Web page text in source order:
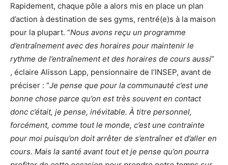
Rapidement, chaque pôle a alors mis en place un plan
d’action à destination de ses gyms, rentré(e)s à la maison
pour la plupart. “Nous avons reçu un programme
d’entraînement avec des horaires pour maintenir le
rythme de l’entraînement et des horaires de cours aussi”
, éclaire Alisson Lapp, pensionnaire de l’INSEP, avant de
préciser : “Je pense que pour la communauté c’est une
bonne chose parce qu’on est très souvent en contact
donc c’était, je pense, inévitable. À titre personnel,
forcément, comme tout le monde, c’est une contrainte
pour moi puisqu’on doit arrêter de s’entraîner et d’aller en
cours. Mais la santé avant tout et je pense qu’on pourra